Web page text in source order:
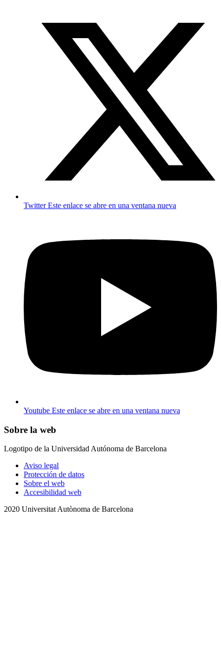
TwitterEste enlace se abre en una ventana nueva
Youtube Este enlace se abre en una ventana nueva
Sobre la web
Logotipo de la Universidad Autónoma de Barcelona
Aviso legal
Protección de datos
Sobre el web
Accesibilidad web
2020 Universitat Autònoma de Barcelona